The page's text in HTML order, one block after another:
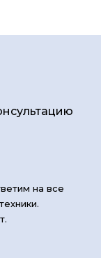
на все